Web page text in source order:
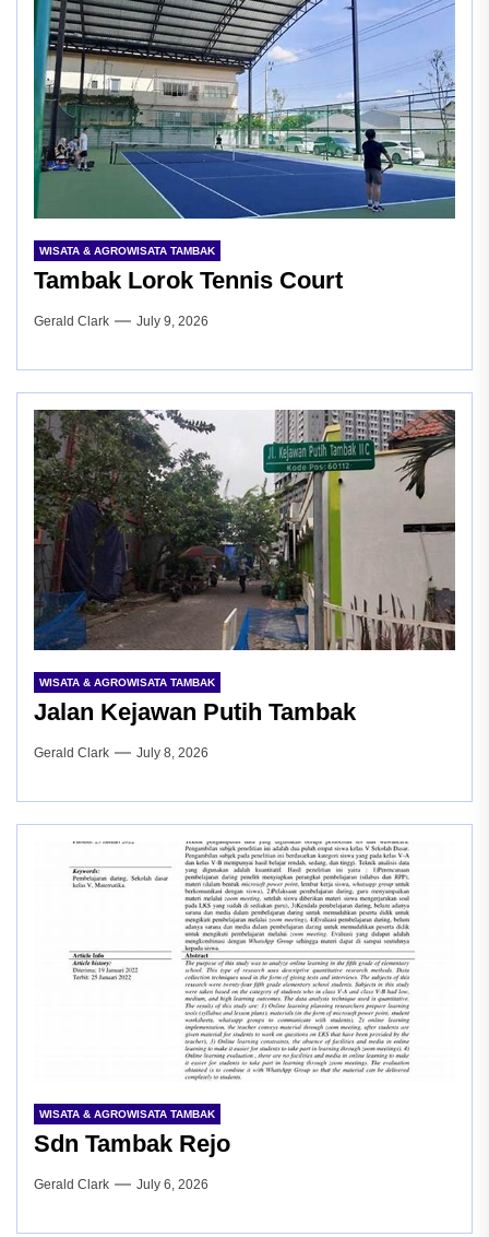
WISATA & AGROWISATA TAMBAK
Tambak Lorok Tennis Court
Gerald Clark July 9, 2026
WISATA & AGROWISATA TAMBAK
Jalan Kejawan Putih Tambak
Gerald Clark July 8, 2026
WISATA & AGROWISATA TAMBAK
Sdn Tambak Rejo
Gerald Clark July 6, 2026